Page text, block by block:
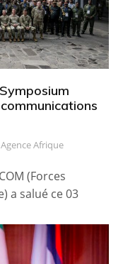
Agence Afrique
(Forces
a salué ce 03